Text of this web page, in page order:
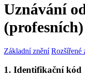
Uznávání
Základní znění Rozšířené
1. Identifikační kód